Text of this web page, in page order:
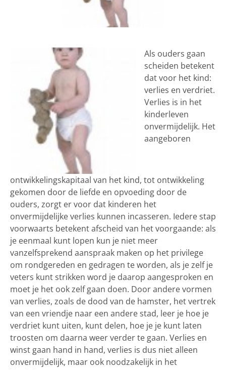
Als ouders gaan
scheiden betekent
dat voor het kind:
verlies en verdriet.
Verlies is in het
kinderleven
onvermijdelijk. Het
aangeboren
ontwikkelingskapitaal van het kind, tot ontwikkeling
gekomen door de liefde en opvoeding door de
ouders, zorgt er voor dat kinderen het
onvermijdelijke verlies kunnen incasseren. Iedere stap
voorwaarts betekent afscheid van het voorgaande: als
je eenmaal kunt lopen kun je niet meer
vanzelfsprekend aanspraak maken op het privilege
om rondgereden en gedragen te worden, als je zelf je
veters kunt strikken word je daarop aangesproken en
moet je het ook zelf gaan doen. Door andere vormen
van verlies, zoals de dood van de hamster, het vertrek
van een vriendje naar een andere stad, leer je hoe je
verdriet kunt uiten, kunt delen, hoe je je kunt laten
troosten om daarna weer verder te gaan. Verlies en
winst gaan hand in hand, verlies is dus niet alleen
onvermijdelijk, maar ook noodzakelijk in het